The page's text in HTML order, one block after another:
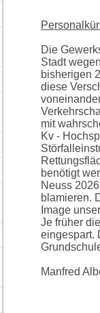
Die
Stadt
bisherigen
diese
mit
Kv -
benötigt
Neuss
blamieren.
Image
Je früher
eingespart.
Manfred